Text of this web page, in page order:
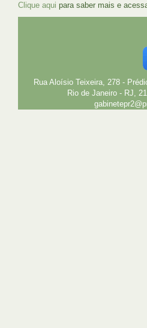
Clique aqui para saber mais e
GESTÃO E
Rua Aloísio Teixeira, 278 -
Rio de Janeiro - RJ,